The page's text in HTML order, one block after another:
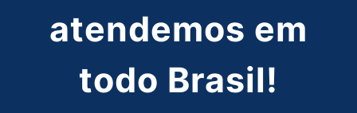
atendemos em
todo Brasil!